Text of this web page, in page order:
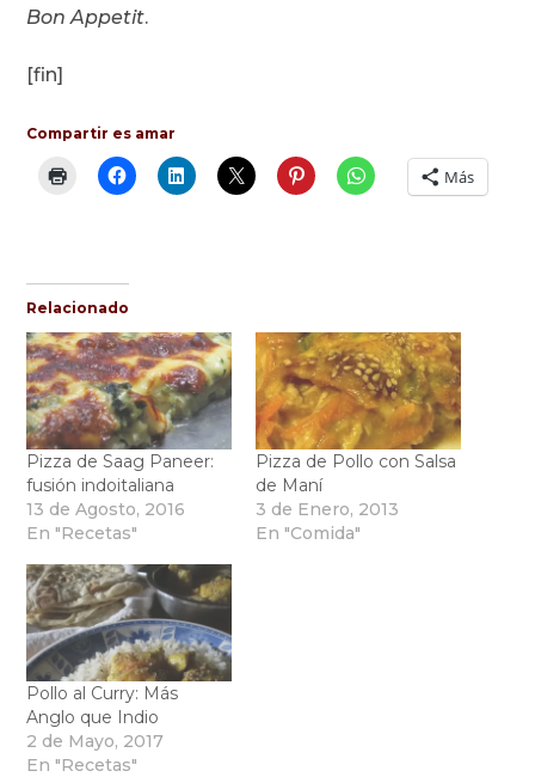
Bon Appetit.
[fin]
Compartir es amar
Más
Relacionado
Pizza de Saag Paneer:
fusión indoitaliana
13 de Agosto, 2016
En "Recetas"
Pizza de Pollo con Salsa
de Maní
3 de Enero, 2013
En "Comida"
Pollo al Curry: Más
Anglo que Indio
2 de Mayo, 2017
En "Recetas"